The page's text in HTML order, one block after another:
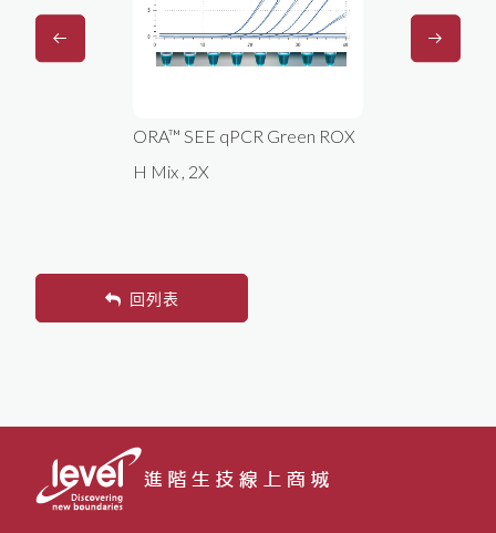
ORA™ SEE qPCR Green ROX
H Mix , 2X
回列表